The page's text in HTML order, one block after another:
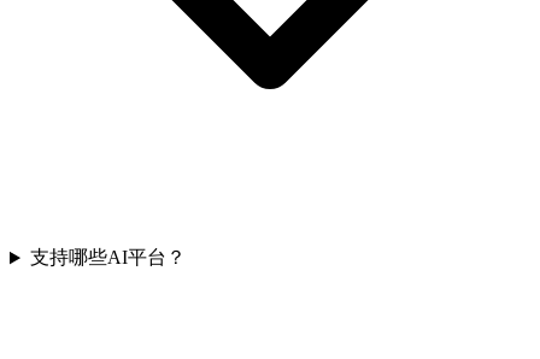
支持哪些AI平台？